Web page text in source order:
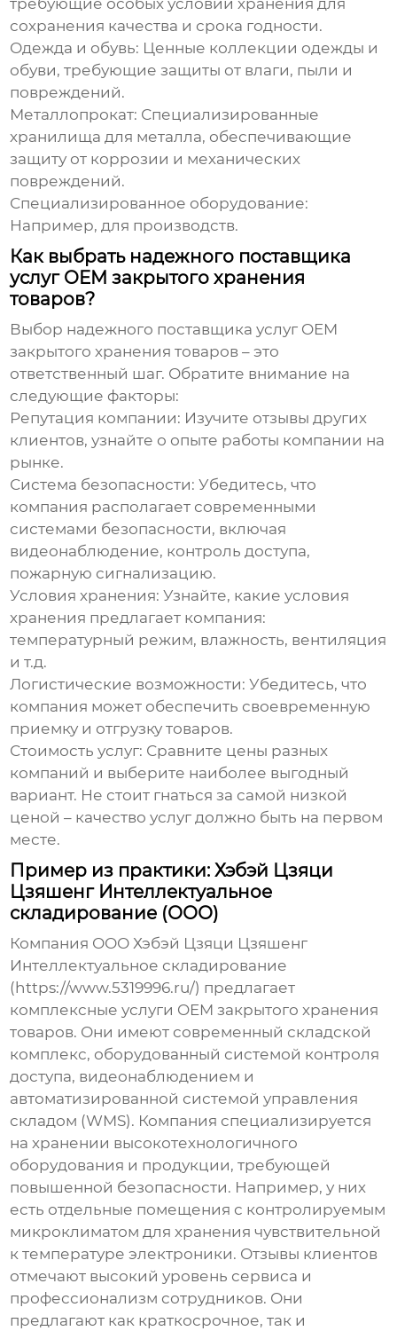
требующие особых условий хранения для
сохранения качества и срока годности.
Одежда и обувь: Ценные коллекции одежды и
обуви, требующие защиты от влаги, пыли и
повреждений.
Металлопрокат: Специализированные
хранилища для металла, обеспечивающие
защиту от коррозии и механических
повреждений.
Специализированное оборудование:
Например, для производств.
Как выбрать надежного поставщика
услуг OEM закрытого хранения
товаров?
Выбор надежного поставщика услуг OEM
закрытого хранения товаров – это
ответственный шаг. Обратите внимание на
следующие факторы:
Репутация компании: Изучите отзывы других
клиентов, узнайте о опыте работы компании на
рынке.
Система безопасности: Убедитесь, что
компания располагает современными
системами безопасности, включая
видеонаблюдение, контроль доступа,
пожарную сигнализацию.
Условия хранения: Узнайте, какие условия
хранения предлагает компания:
температурный режим, влажность, вентиляция
и т.д.
Логистические возможности: Убедитесь, что
компания может обеспечить своевременную
приемку и отгрузку товаров.
Стоимость услуг: Сравните цены разных
компаний и выберите наиболее выгодный
вариант. Не стоит гнаться за самой низкой
ценой – качество услуг должно быть на первом
месте.
Пример из практики: Хэбэй Цзяци
Цзяшенг Интеллектуальное
складирование (ООО)
Компания ООО Хэбэй Цзяци Цзяшенг
Интеллектуальное складирование
(https://www.5319996.ru/) предлагает
комплексные услуги OEM закрытого хранения
товаров. Они имеют современный складской
комплекс, оборудованный системой контроля
доступа, видеонаблюдением и
автоматизированной системой управления
складом (WMS). Компания специализируется
на хранении высокотехнологичного
оборудования и продукции, требующей
повышенной безопасности. Например, у них
есть отдельные помещения с контролируемым
микроклиматом для хранения чувствительной
к температуре электроники. Отзывы клиентов
отмечают высокий уровень сервиса и
профессионализм сотрудников. Они
предлагают как краткосрочное, так и